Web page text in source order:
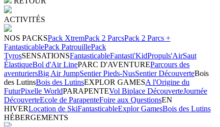
ACTIVITÉS
NOS PACKSPack XtremPack 2 ParcsPack 2 Parcs +
FantasticablePack PatrouillePack
TyrosSENSATIONSFantasticableFantasti'KidPropuls'AirSaut
ÉlastiqueBol d'Air LinePARC D'AVENTUREParcours des
aventuriersBig Air JumpSentier Pieds-NusSentier DécouverteBois
des LutinsBois des LutinsEXPLOR GAMESA l'Origine du
FuturPixelle WorldPARAPENTEVol Biplace DécouverteJournée
DécouverteEcole de ParapenteFoire aux QuestionsEN
HIVERLocation de SkiFantasticableExplor GamesBois des Lutins
HÉBERGEMENTS